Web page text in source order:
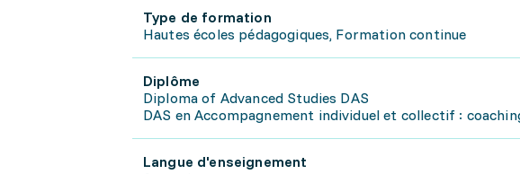
Type de formation
Hautes écoles pédagogiques, Formation continue
Diplôme
Diploma of Advanced Studies DAS
DAS en Accompagnement individuel et collectif :
Langue d'enseignement